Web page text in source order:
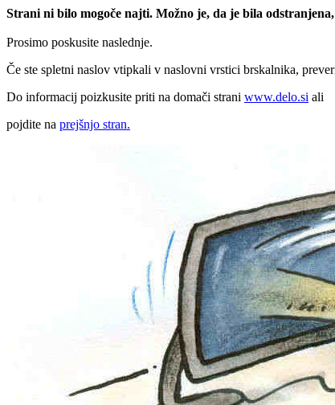
Strani ni bilo mogoče najti. Možno je, da je bila
Prosimo poskusite naslednje.
Če ste spletni naslov vtipkali v naslovni vrstici brskalnika,
Do informacij poizkusite priti na domači strani www.delo.si ali
pojdite na prejšnjo stran.